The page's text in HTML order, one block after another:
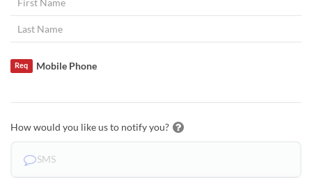
Mobile Phone
Req
How would you like us to notify you?
SMS